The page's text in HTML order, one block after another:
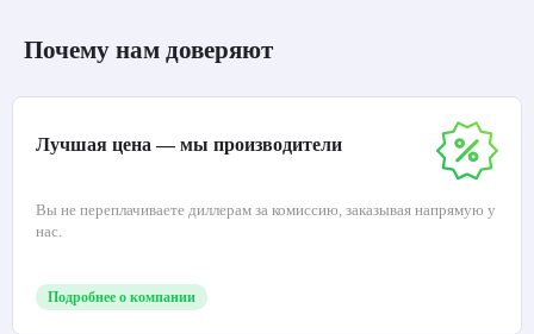
Почему нам доверяют
Лучшая цена — мы производители
Вы не переплачиваете диллерам за комиссию, заказывая напрямую у
нас.
Подробнее о компании